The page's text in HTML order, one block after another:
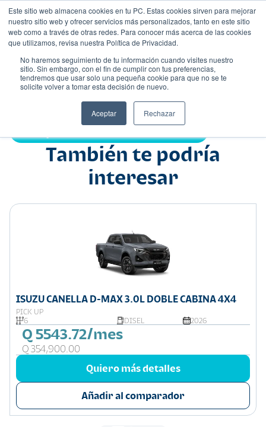
Este sitio web almacena cookies en tu PC. Estas cookies sirven para mejorar
nuestro sitio web y ofrecer servicios más personalizados, tanto en este sitio
web como a través de otras redes. Para conocer más acerca de las cookies
que utilizamos, revisa nuestra Política de Privacidad.
No haremos seguimiento de tu información cuando visites nuestro
sitio. Sin embargo, con el fin de cumplir con tus preferencias,
tendremos que usar solo una pequeña cookie para que no se te
solicite volver a tomar esta decisión de nuevo.
Aceptar Rechazar
Nombre
También te podría
interesar
ISUZU CANELLA D-MAX 3.0L DOBLE CABINA 4X4
PICK UP
6
DISEL 2026
Q 5543.72/mes
Q 354,900.00
Quiero más detalles
Añadir al comparador